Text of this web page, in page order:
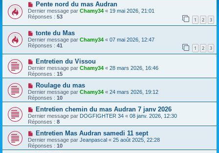
Pente nord du mas Audran
Dernier message par Chamy34 « 19 mai 2026, 21:01
Réponses : 53 1 2 3
tonte du Mas
Dernier message par Chamy34 « 07 mai 2026, 12:47
Réponses : 41 1 2 3
Entretien du Vissou
Dernier message par Chamy34 « 28 mars 2026, 16:46
Réponses : 15
Roulage du mas
Dernier message par Chamy34 « 24 mars 2026, 19:12
Réponses : 10
Entretien chemin du mas Audran 7 janv 2026
Dernier message par DOGFIGHTER 34 « 08 janv. 2026, 12:30
Réponses : 8
Entretien Mas Audran samedi 11 sept
Dernier message par Jeanpascal « 25 août 2025, 22:28
Réponses : 10